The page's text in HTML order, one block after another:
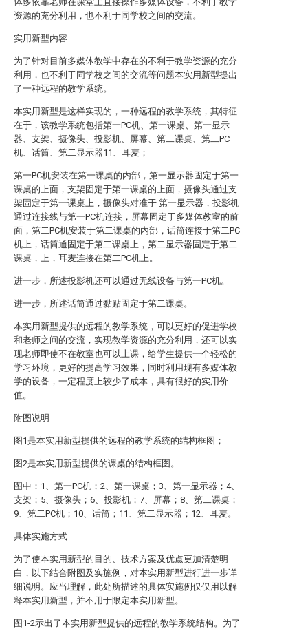
资源的充分利用，也不利于同学校之间的交流。
实用新型内容
为了针对目前多媒体教学中存在的不利于教学资源的充分
利用，也不利于同学校之间的交流等问题本实用新型提出
了一种远程的教学系统。
本实用新型是这样实现的，一种远程的教学系统，其特征
在于，该教学系统包括第一PC机、第一课桌、第一显示
器、支架、摄像头、投影机、屏幕、第二课桌、第二PC
机、话筒、第二显示器11、耳麦；
第一PC机安装在第一课桌的内部，第一显示器固定于第一
课桌的上面，支架固定于第一课桌的上面，摄像头通过支
架固定于第一课桌上，摄像头对准于 第一显示器，投影机
通过连接线与第一PC机连接，屏幕固定于多媒体教室的前
面，第二PC机安装于第二课桌的内部，话筒连接于第二PC
机上，话筒通固定于第二课桌上，第二显示器固定于第二
课桌，上，耳麦连接在第二PC机上。
进一步，所述投影机还可以通过无线设备与第一PC机。
进一步，所述话筒通过黏贴固定于第二课桌。
本实用新型提供的远程的教学系统，可以更好的促进学校
和老师之间的交流，实现教学资源的充分利用，还可以实
现老师即使不在教室也可以上课，给学生提供一个轻松的
学习环境，更好的提高学习效果，同时利用现有多媒体教
学的设备，一定程度上较少了成本，具有很好的实用价
值。
附图说明
图1是本实用新型提供的远程的教学系统的结构框图；
图2是本实用新型提供的课桌的结构框图。
图中：1、第一PC机；2、第一课桌；3、第一显示器；4、
支架；5、摄像头；6、投影机；7、屏幕；8、第二课桌；
9、第二PC机；10、话筒；11、第二显示器；12、耳麦。
具体实施方式
为了使本实用新型的目的、技术方案及优点更加清楚明
白，以下结合附图及实施例，对本实用新型进行进一步详
细说明。应当理解，此处所描述的具体实施例仅仅用以解
释本实用新型，并不用于限定本实用新型。
图1-2示出了本实用新型提供的远程的教学系统结构。为了